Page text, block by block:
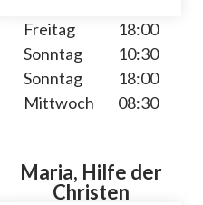
Freitag
18:00
Sonntag
10:30
Sonntag
18:00
Mittwoch
08:30
Maria, Hilfe der
Christen